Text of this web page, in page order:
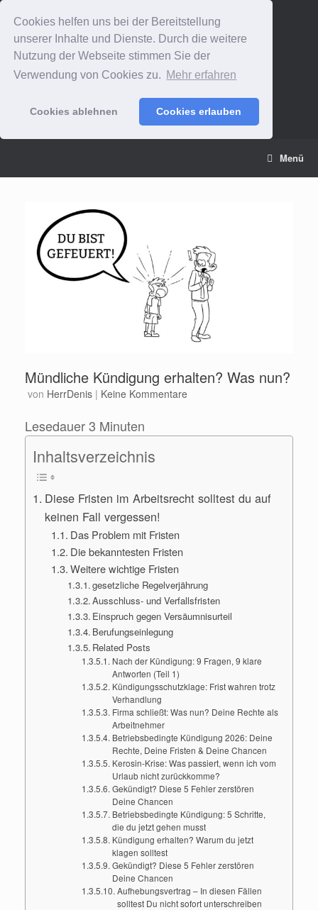
Cookies helfen uns bei der Bereitstellung
unserer Inhalte und Dienste. Durch die weitere
Nutzung der Webseite stimmen Sie der
Verwendung von Cookies zu. Mehr erfahren
Cookies ablehnen Cookies erlauben
Menü
Mündliche Kündigung erhalten? Was nun?
von HerrDenis | Keine Kommentare
Lesedauer3 Minuten
Inhaltsverzeichnis
Diese Fristen im Arbeitsrecht solltest du auf
keinen Fall vergessen!
Das Problem mit Fristen
Die bekanntesten Fristen
Weitere wichtige Fristen
gesetzliche Regelverjährung
Ausschluss- und Verfallsfristen
Einspruch gegen Versäumnisurteil
Berufungseinlegung
Related Posts
Nach der Kündigung: 9 Fragen, 9 klare
Antworten (Teil 1)
Kündigungsschutzklage: Frist wahren trotz
Verhandlung
Firma schließt: Was nun? Deine Rechte als
Arbeitnehmer
Betriebsbedingte Kündigung 2026: Deine
Rechte, Deine Fristen & Deine Chancen
Kerosin-Krise: Was passiert, wenn ich vom
Urlaub nicht zurückkomme?
Gekündigt? Diese 5 Fehler zerstören
Deine Chancen
Betriebsbedingte Kündigung: 5 Schritte,
die du jetzt gehen musst
Kündigung erhalten? Warum du jetzt
klagen solltest
Gekündigt? Diese 5 Fehler zerstören
Deine Chancen
Aufhebungsvertrag – In diesen Fällen
solltest Du nicht sofort unterschreiben